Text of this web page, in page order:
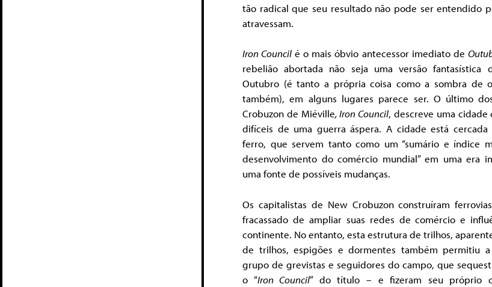
tão radical que seu resultado não pode ser entendido
atravessam.
Iron Councilé o mais óbvio antecessor imediato de
rebelião abortada não seja uma versão fantasística
Outubro (é tanto a própria coisa como a sombra de
também), em alguns lugares parece ser. O último
Crobuzon de Miéville, Iron Council, descreve uma cidade
difíceis de uma guerra áspera. A cidade está cercada
ferro, que servem tanto como um “sumário e índice
desenvolvimento do comércio mundial” em uma era
uma fonte de possíveis mudanças.
Os capitalistas de New Crobuzon construíram
fracassado de ampliar suas redes de comércio e
continente. No entanto, esta estrutura de trilhos,
de trilhos, espigões e dormentes também permitiu
grupo de grevistas e seguidores do campo, que
o “Iron Council” do título – e fizeram seu próprio